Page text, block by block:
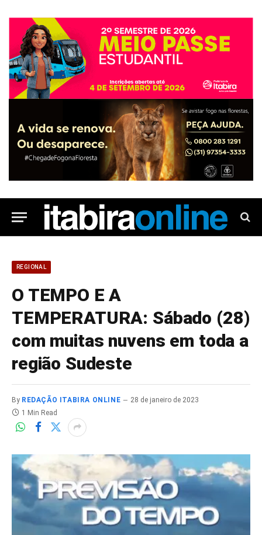
REGIONAL
O TEMPO E A
TEMPERATURA: Sábado (28)
com muitas nuvens em toda a
região Sudeste
By REDAÇÃO ITABIRA ONLINE
28 de janeiro de 2023
1 Min Read